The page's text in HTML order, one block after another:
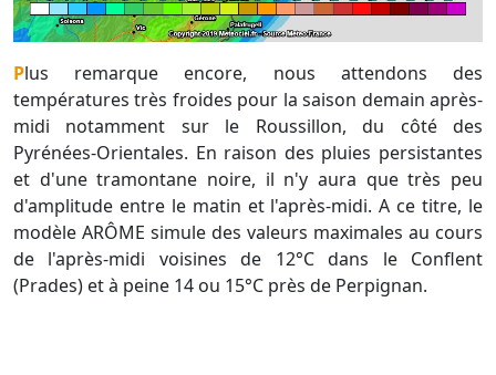
Plus remarque encore, nous attendons des
températures très froides pour la saison demain après-
midi notamment sur le Roussillon, du côté des
Pyrénées-Orientales. En raison des pluies persistantes
et d'une tramontane noire, il n'y aura que très peu
d'amplitude entre le matin et l'après-midi. A ce titre, le
modèle ARÔME simule des valeurs maximales au cours
de l'après-midi voisines de 12°C dans le Conflent
(Prades) et à peine 14 ou 15°C près de Perpignan.